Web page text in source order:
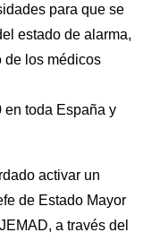
para que se
estado de alarma,
de los médicos
en toda España y
activar un
de Estado Mayor
a través del